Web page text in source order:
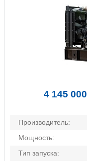
4 145 000
Производитель:
Мощность:
Тип запуска: